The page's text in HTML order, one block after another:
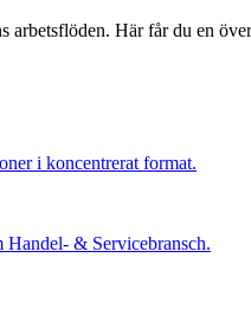
arbetsflöden. Här får du en
i koncentrerat format.
Handel- & Servicebransch.